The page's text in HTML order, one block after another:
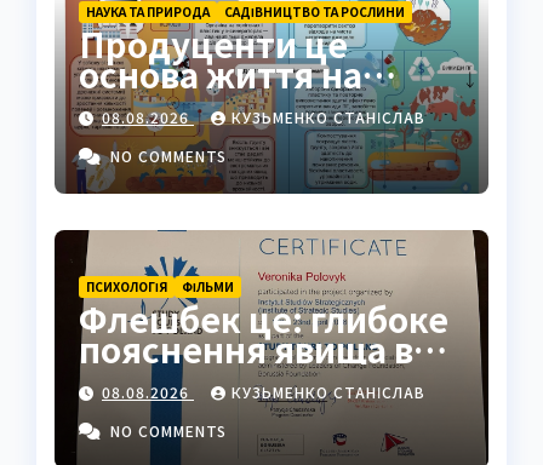
НАУКА ТА ПРИРОДА САДІВНИЦТВО ТА РОСЛИНИ
Продуценти це
основа життя на
Землі: повний гід
08.08.2026
КУЗЬМЕНКО СТАНІСЛАВ
NO COMMENTS
ПСИХОЛОГІЯ ФІЛЬМИ
Флешбек це: глибоке
пояснення явища в
психології, кіно та
житті
08.08.2026
КУЗЬМЕНКО СТАНІСЛАВ
NO COMMENTS